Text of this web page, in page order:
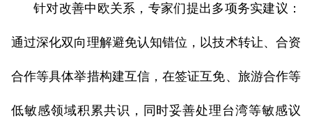
针对改善中欧关系，专家们提出多项务实建议：
通过深化双向理解避免认知错位，以技术转让、合资
合作等具体举措构建互信，在签证互免、旅游合作等
低敏感领域积累共识，同时妥善处理台湾等敏感议